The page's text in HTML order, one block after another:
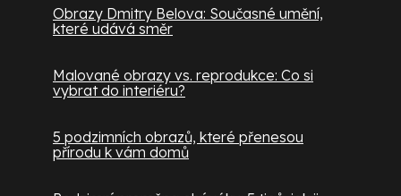
Obrazy Dmitry Belova: Současné umění,
které udává směr
Malované obrazy vs. reprodukce: Co si
vybrat do interiéru?
5 podzimních obrazů, které přenesou
přírodu k vám domů